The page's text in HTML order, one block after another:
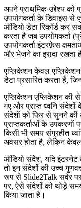
अपने प्राथमिक उद्देश्य को
उपयोगकर्ता के डिवाइस
ऑडियो डेटा रिकॉर्ड कर
करता है जब उपयोगकर्ता
उपयोगकर्ता इंटरफ़ेस
और भेजने का इरादा रखता
एप्लिकेशन केवल एप्लिकेशन
डेटा प्रसारित करता है,
एप्लिकेशन एप्लिकेशन की
गए और प्राप्त ध्वनि
संदेशों को फिर से सुनने
प्राप्तकर्ताओं के उपकरणों
किसी भी समय संग्रहीत
अवसर होता है, लेकिन
ऑडियो संदेश, यदि इंटरनेट
तो इन संदेशों की उच्च
रूप से Slide2Talk सर्वर
पर, ऐसे संदेशों को थोड़े
किया जाता है।